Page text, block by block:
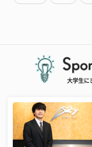
大学生に